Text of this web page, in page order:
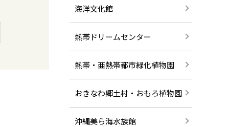
海洋文化館
熱帯ドリームセンター
熱帯・亜熱帯都市緑化植物園
おきなわ郷土村・おもろ植物園
沖縄美ら海水族館